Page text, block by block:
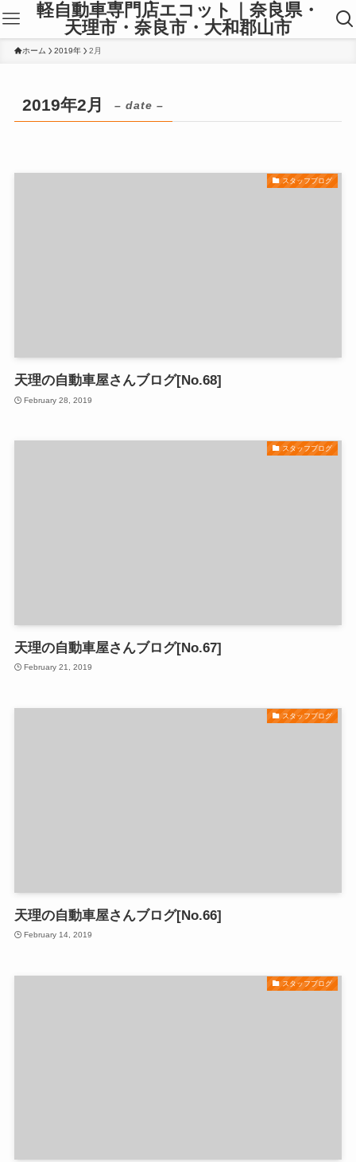
軽自動車専門店エコット｜奈良県・
天理市・奈良市・大和郡山市
ホーム 2019年 2月
2019年2月 – date –
スタッフブログ
天理の自動車屋さんブログ[No.68]
February 28, 2019
スタッフブログ
天理の自動車屋さんブログ[No.67]
February 21, 2019
スタッフブログ
天理の自動車屋さんブログ[No.66]
February 14, 2019
スタッフブログ